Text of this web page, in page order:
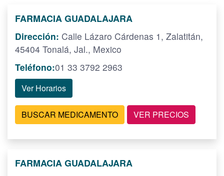
FARMACIA GUADALAJARA
Dirección: Calle Lázaro Cárdenas 1, Zalatitán,
45404 Tonalá, Jal., Mexico
Teléfono:01 33 3792 2963
Ver Horarios
BUSCAR MEDICAMENTO VER PRECIOS
FARMACIA GUADALAJARA